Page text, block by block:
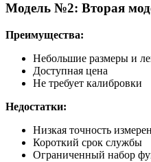
Модель №2: Вторая
Преимущества:
Небольшие размеры и
Доступная цена
Не требует калибровки
Недостатки:
Низкая точность
Короткий срок службы
Ограниченный набор